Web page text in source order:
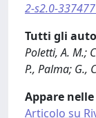
2-s2.0-
Tutti gli
Poletti, A. M.;
P., Palma; G.,
Appare
Articolo su